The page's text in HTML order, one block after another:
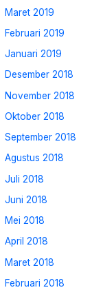
Maret 2019
Februari 2019
Januari 2019
Desember 2018
November 2018
Oktober 2018
September 2018
Agustus 2018
Juli 2018
Juni 2018
Mei 2018
April 2018
Maret 2018
Februari 2018